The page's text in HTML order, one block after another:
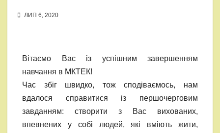
ЛИП 6, 2020
Вітаємо Вас із успішним завершенням
навчання в МКТЕК!
Час збіг швидко, тож сподіваємось, нам
вдалося справитися із першочерговим
завданням: створити з Вас вихованих,
впевнених у собі людей, які вміють жити,